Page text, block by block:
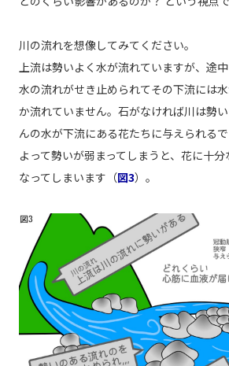
川の流れを想像してみてください。
上流は勢いよく水が流れていますが、途中
水の流れがせき止められてその下流には
か流れていません。石がなければ川は勢
んの水が下流にある花たちに与えられる
よって勢いが弱まってしまうと、花に十
なってしまいます（図3）。